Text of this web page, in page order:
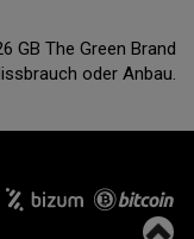
GB The Green Brand
oder Anbau.